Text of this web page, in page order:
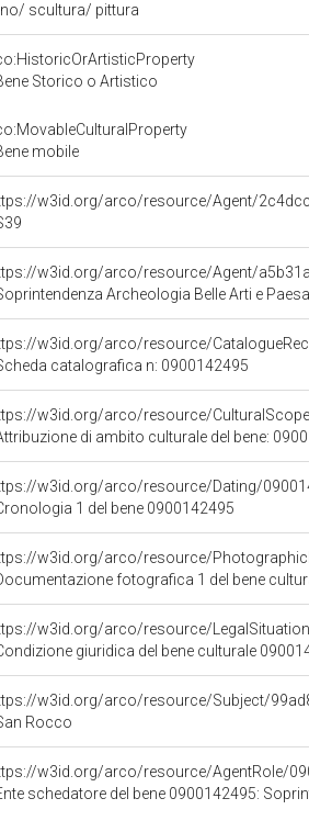
scultura/ pittura
Storico o Artistico
mobile
w3id.org/arco/resource/Agent/
w3id.org/arco/resource/Agent/
Archeologia Belle Arti e
w3id.org/arco/resource/
catalografica n: 0900142495
w3id.org/arco/resource/
di ambito culturale del bene:
w3id.org/arco/resource/Dating/
1 del bene 0900142495
w3id.org/arco/resource/
fotografica 1 del bene
w3id.org/arco/resource/
giuridica del bene culturale
w3id.org/arco/resource/Subject/
Rocco
w3id.org/arco/resource/AgentRole/
schedatore del bene 0900142495: